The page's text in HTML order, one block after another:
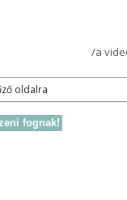
/a
oldalra
fognak!